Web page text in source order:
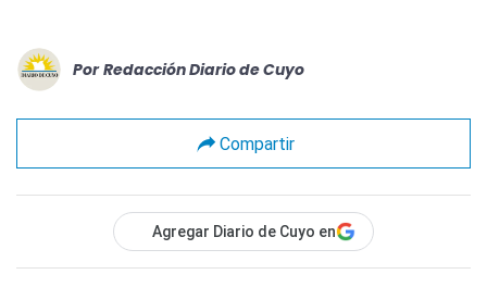
Por Redacción Diario de Cuyo
Compartir
Agregar Diario de Cuyo en